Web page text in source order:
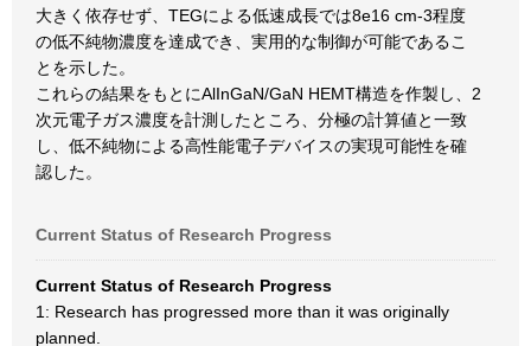
大きく依存せず、TEGによる低速成長では8e16 cm-3程度
の低不純物濃度を達成でき、実用的な制御が可能であるこ
とを示した。
これらの結果をもとにAlInGaN/GaN HEMT構造を作製し、2
次元電子ガス濃度を計測したところ、分極の計算値と一致
し、低不純物による高性能電子デバイスの実現可能性を確
認した。
Current Status of Research Progress
Current Status of Research Progress
1: Research has progressed more than it was originally
planned.